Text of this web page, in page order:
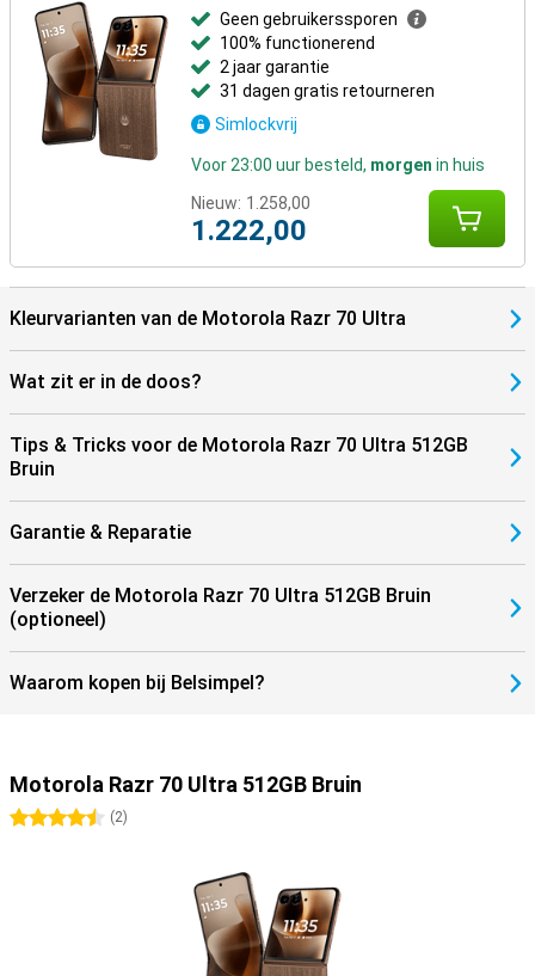
wat bijzonderder maakt.
Geen gebruikerssporen
100% functionerend
2 jaar garantie
31 dagen gratis retourneren
Simlockvrij
Voor 23:00 uur besteld, morgen in huis
Nieuw: 1.258,00
1.222,00
Kleurvarianten van de Motorola Razr 70 Ultra
Wat zit er in de doos?
Tips & Tricks voor de Motorola Razr 70 Ultra 512GB
Bruin
Garantie & Reparatie
Verzeker de Motorola Razr 70 Ultra 512GB Bruin
(optioneel)
Waarom kopen bij Belsimpel?
Motorola Razr 70 Ultra 512GB Bruin
4.5 sterren
(2)